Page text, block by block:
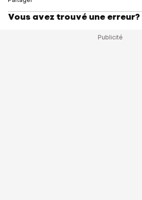
Vous avez trouvé une erreur?